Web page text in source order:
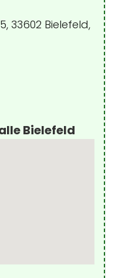
33602 Bielefeld,
Bielefeld